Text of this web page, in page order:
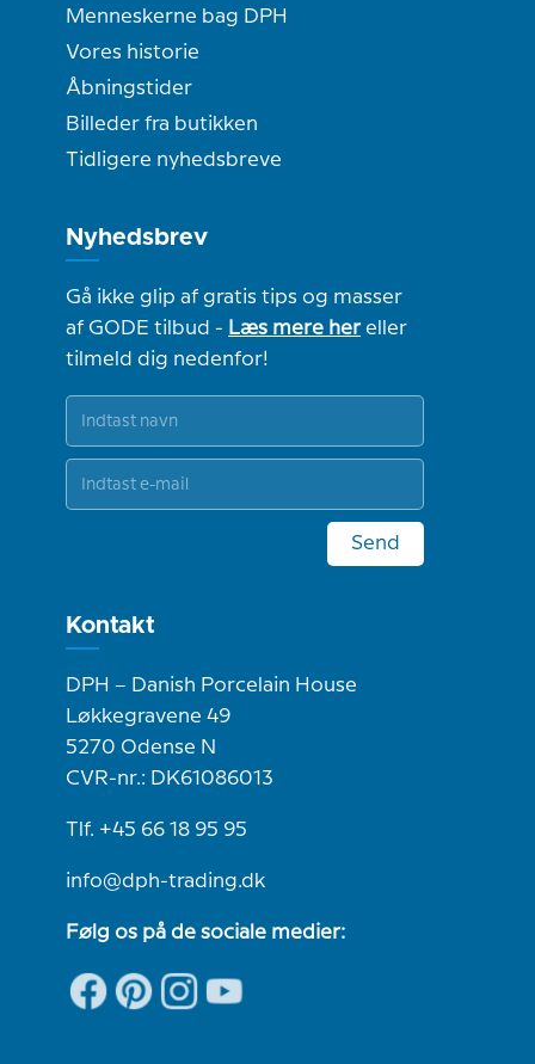
Menneskerne bag DPH
Vores historie
Åbningstider
Billeder fra butikken
Tidligere nyhedsbreve
Nyhedsbrev
Gå ikke glip af gratis tips og masser
af GODE tilbud - Læs mere hereller
tilmeld dig nedenfor!
Send
Kontakt
DPH – Danish Porcelain House
Løkkegravene 49
5270 Odense N
CVR-nr.: DK61086013
Tlf. +45 66 18 95 95
info@dph-trading.dk
Følg os på de sociale medier: